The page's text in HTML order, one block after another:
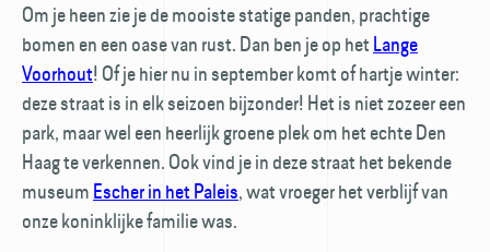
Om je heen zie je de mooiste statige panden, prachtige
bomen en een oase van rust. Dan ben je op het Lange
Voorhout! Of je hier nu in september komt of hartje winter:
deze straat is in elk seizoen bijzonder! Het is niet zozeer een
park, maar wel een heerlijk groene plek om het echte Den
Haag te verkennen. Ook vind je in deze straat het bekende
museum Escher in het Paleis, wat vroeger het verblijf van
onze koninklijke familie was.